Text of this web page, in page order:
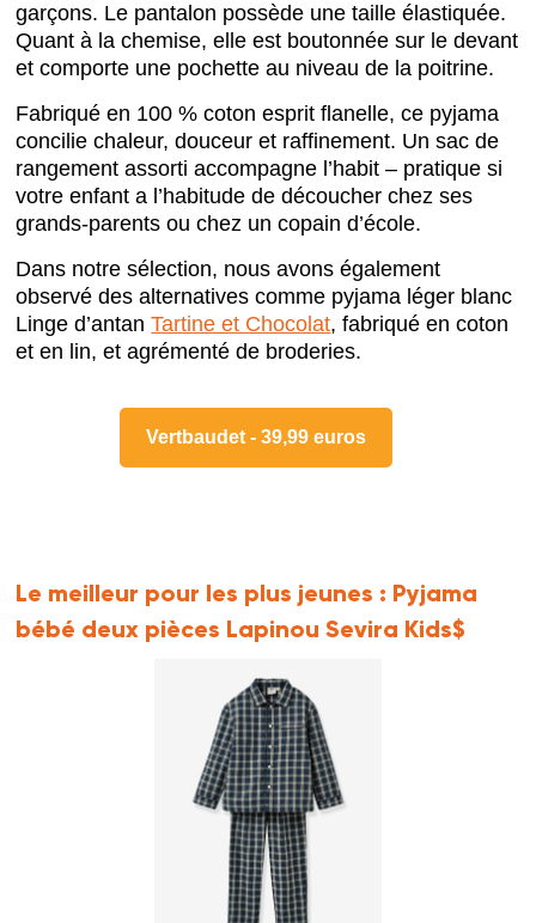
garçons. Le pantalon possède une taille élastiquée.
Quant à la chemise, elle est boutonnée sur le devant
et comporte une pochette au niveau de la poitrine.
Fabriqué en 100 % coton esprit flanelle, ce pyjama
concilie chaleur, douceur et raffinement. Un sac de
rangement assorti accompagne l’habit – pratique si
votre enfant a l’habitude de découcher chez ses
grands-parents ou chez un copain d’école.
Dans notre sélection, nous avons également
observé des alternatives comme pyjama léger blanc
Linge d’antanTartine et Chocolat, fabriqué en coton
et en lin, et agrémenté de broderies.
Vertbaudet - 39,99 euros
Le meilleur pour les plus jeunes : Pyjama
bébé deux pièces Lapinou Sevira Kids$